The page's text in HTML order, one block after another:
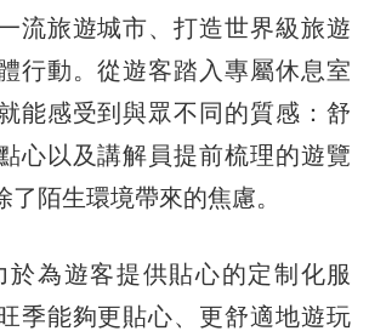
流旅遊城市、打造世界級旅遊
行動。從遊客踏入專屬休息室
能感受到與眾不同的質感：舒
心以及講解員提前梳理的遊覽
陌生環境帶來的焦慮。
為遊客提供貼心的定制化服
季能夠更貼心、更舒適地遊玩